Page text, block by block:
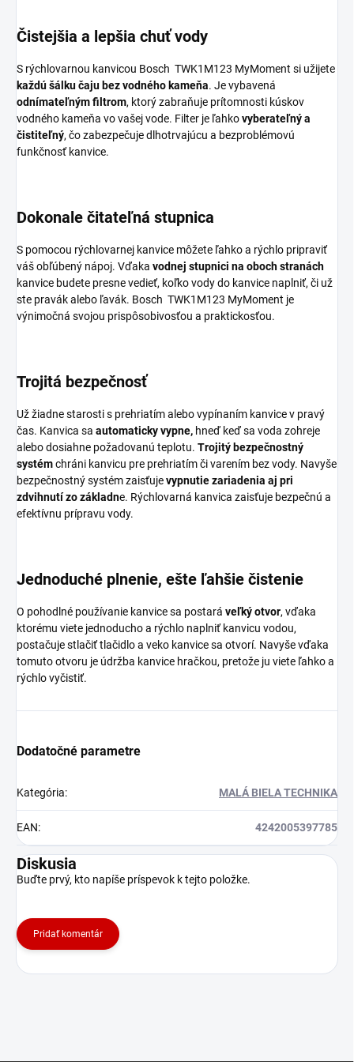
Čistejšia a lepšia chuť vody
S rýchlovarnou kanvicou Bosch TWK1M123 MyMoment si užijete
každú šálku čaju bez vodného kameňa. Je vybavená
odnímateľným filtrom, ktorý zabraňuje prítomnosti kúskov
vodného kameňa vo vašej vode. Filter je ľahkovyberateľný a
čistiteľný, čo zabezpečuje dlhotrvajúcu a bezproblémovú
funkčnosť kanvice.
Dokonale čitateľná stupnica
S pomocou rýchlovarnej kanvice môžete ľahko a rýchlo pripraviť
váš obľúbený nápoj. Vďaka vodnej stupnici na oboch stranách
kanvice budete presne vedieť, koľko vody do kanvice naplniť, či už
ste pravák alebo ľavák. Bosch TWK1M123 MyMoment je
výnimočná svojou prispôsobivosťou a praktickosťou.
Trojitá bezpečnosť
Už žiadne starosti s prehriatím alebo vypínaním kanvice v pravý
čas. Kanvica sa automaticky vypne, hneď keď sa voda zohreje
alebo dosiahne požadovanú teplotu. Trojitý bezpečnostný
systémchráni kanvicu pre prehriatím či varením bez vody. Navyše
bezpečnostný systém zaisťujevypnutie zariadenia aj pri
zdvihnutí zo základne. Rýchlovarná kanvica zaisťuje bezpečnú a
efektívnu prípravu vody.
Jednoduché plnenie, ešte ľahšie čistenie
O pohodlné používanie kanvice sa postará veľký otvor, vďaka
ktorému viete jednoducho a rýchlo naplniť kanvicu vodou,
postačuje stlačiť tlačidlo a veko kanvice sa otvorí. Navyše vďaka
tomuto otvoru je údržba kanvice hračkou, pretože ju viete ľahko a
rýchlo vyčistiť.
Dodatočné parametre
Kategória: MALÁ BIELA TECHNIKA
EAN: 4242005397785
Diskusia
Buďte prvý, kto napíše príspevok k tejto položke.
Pridať komentár